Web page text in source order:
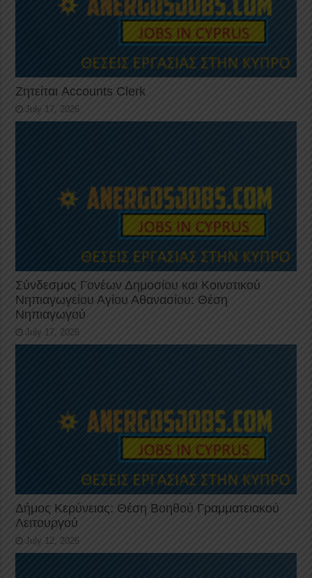
Ζητείται Accounts Clerk
July 17, 2026
Σύνδεσμος Γονέων Δημοσίου και Κοινοτικού
Νηπιαγωγείου Αγίου Αθανασίου: Θέση
Νηπιαγωγού
July 17, 2026
Δήμος Κερύνειας: Θέση Βοηθού Γραμματειακού
Λειτουργού
July 12, 2026